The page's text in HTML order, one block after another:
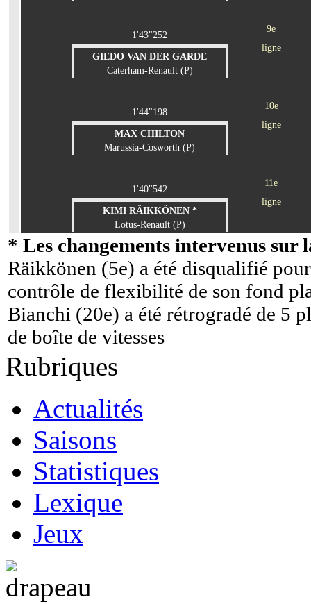
9e
ligne
1'43"252
GIEDO VAN DER GARDE
Caterham-Renault (P)
10e
ligne
1'44"198
MAX CHILTON
Marussia-Cosworth (P)
11e
ligne
1'40"542
KIMI RÄIKKÖNEN *
Lotus-Renault (P)
* Les changements intervenus sur
Räikkönen (5e) a été disqualifié
contrôle de flexibilité de son fond
Bianchi (20e) a été rétrogradé de 5
de boîte de vitesses
Rubriques
Actualités
Saisons
Statistiques
Lexique
Jeux